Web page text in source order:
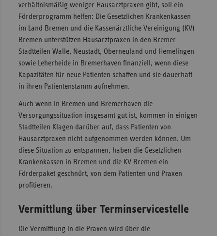
verhältnismäßig weniger Hausarztpraxen gibt, soll ein
Förderprogramm helfen: Die Gesetzlichen Krankenkassen
im Land Bremen und die Kassenärztliche Vereinigung (KV)
Bremen unterstützen Hausarztpraxen in den Bremer
Stadtteilen Walle, Neustadt, Oberneuland und Hemelingen
sowie Leherheide in Bremerhaven finanziell, wenn diese
Kapazitäten für neue Patienten schaffen und sie dauerhaft
in ihren Patientenstamm aufnehmen.
Auch wenn in Bremen und Bremerhaven die
Versorgungssituation insgesamt gut ist, kommen in einigen
Stadtteilen Klagen darüber auf, dass Patienten von
Hausarztpraxen nicht aufgenommen werden können. Um
diese Situation zu entspannen, haben die Gesetzlichen
Krankenkassen in Bremen und die KV Bremen ein
Förderpaket geschnürt, von dem Patienten und Praxen
profitieren.
Vermittlung über Terminservicestelle
Die Vermittlung in die Praxen wird über die